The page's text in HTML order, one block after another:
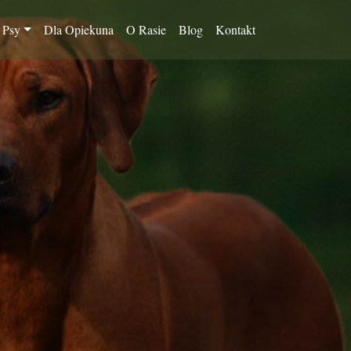
Dla Opiekuna O Rasie Blog Kontakt